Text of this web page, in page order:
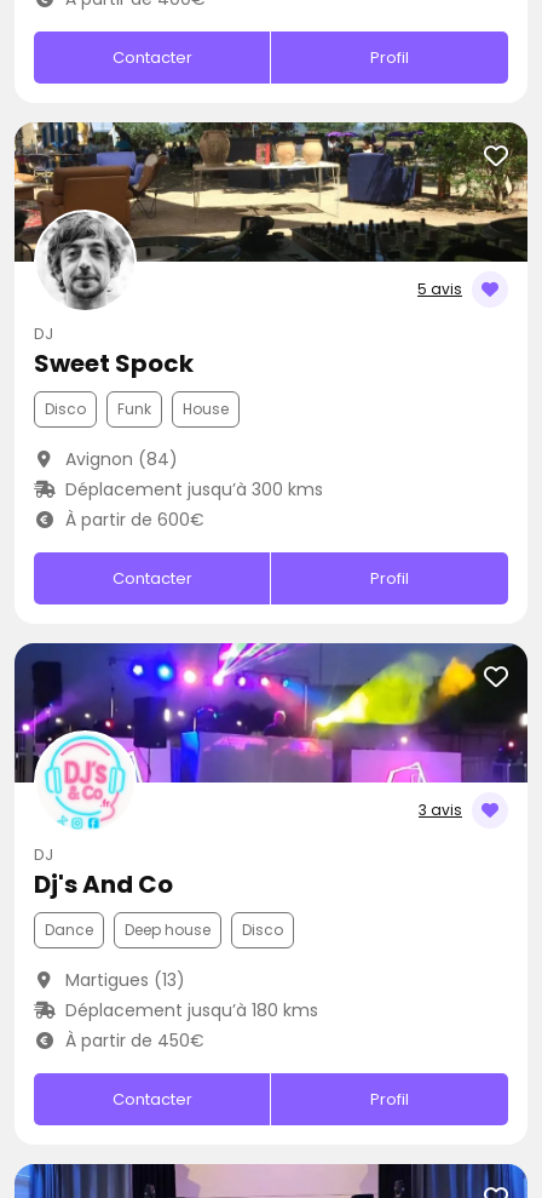
Contacter Profil
5 avis
DJ
Sweet Spock
Disco Funk House
Avignon (84)
Déplacement jusqu’à 300 kms
À partir de 600€
Contacter Profil
3 avis
DJ
Dj's And Co
Dance Deep house Disco
Martigues (13)
Déplacement jusqu’à 180 kms
À partir de 450€
Contacter Profil